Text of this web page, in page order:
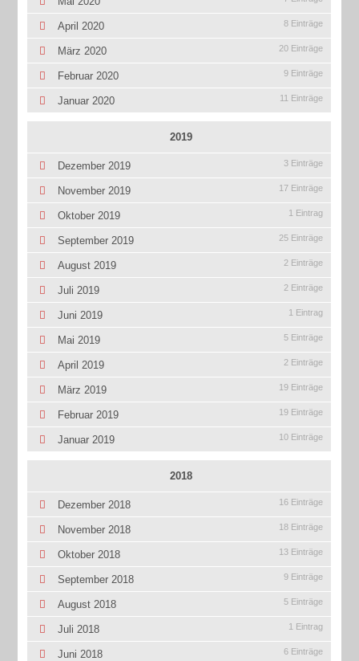
April 2020 8 Einträge
März 2020 20 Einträge
Februar 2020 9 Einträge
Januar 2020 11 Einträge
2019
Dezember 2019 3 Einträge
November 2019 17 Einträge
Oktober 2019 1 Eintrag
September 2019 25 Einträge
August 2019 2 Einträge
Juli 2019 2 Einträge
Juni 2019 1 Eintrag
Mai 2019 5 Einträge
April 2019 2 Einträge
März 2019 19 Einträge
Februar 2019 19 Einträge
Januar 2019 10 Einträge
2018
Dezember 2018 16 Einträge
November 2018 18 Einträge
Oktober 2018 13 Einträge
September 2018 9 Einträge
August 2018 5 Einträge
Juli 2018 1 Eintrag
Juni 2018 6 Einträge